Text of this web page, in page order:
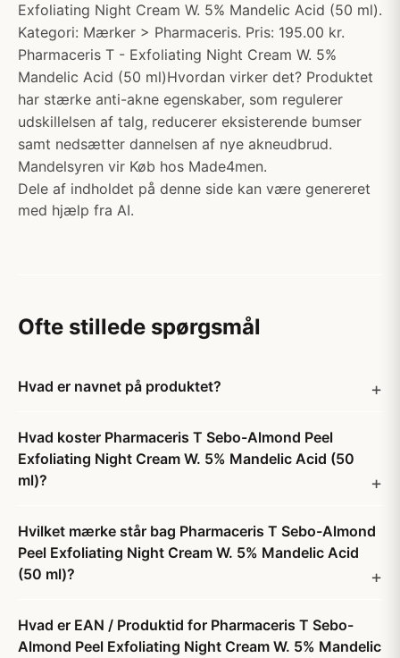
Exfoliating Night Cream W. 5% Mandelic Acid (50 ml).
Kategori: Mærker > Pharmaceris. Pris: 195.00 kr.
Pharmaceris T - Exfoliating Night Cream W. 5%
Mandelic Acid (50 ml)Hvordan virker det? Produktet
har stærke anti-akne egenskaber, som regulerer
udskillelsen af talg, reducerer eksisterende bumser
samt nedsætter dannelsen af nye akneudbrud.
Mandelsyren vir Køb hos Made4men.
Dele af indholdet på denne side kan være genereret
med hjælp fra AI.
Ofte stillede spørgsmål
Hvad er navnet på produktet?
Hvad koster Pharmaceris T Sebo-Almond Peel
Exfoliating Night Cream W. 5% Mandelic Acid (50
ml)?
Hvilket mærke står bag Pharmaceris T Sebo-Almond
Peel Exfoliating Night Cream W. 5% Mandelic Acid
(50 ml)?
Hvad er EAN / Produktid for Pharmaceris T Sebo-
Almond Peel Exfoliating Night Cream W. 5% Mandelic